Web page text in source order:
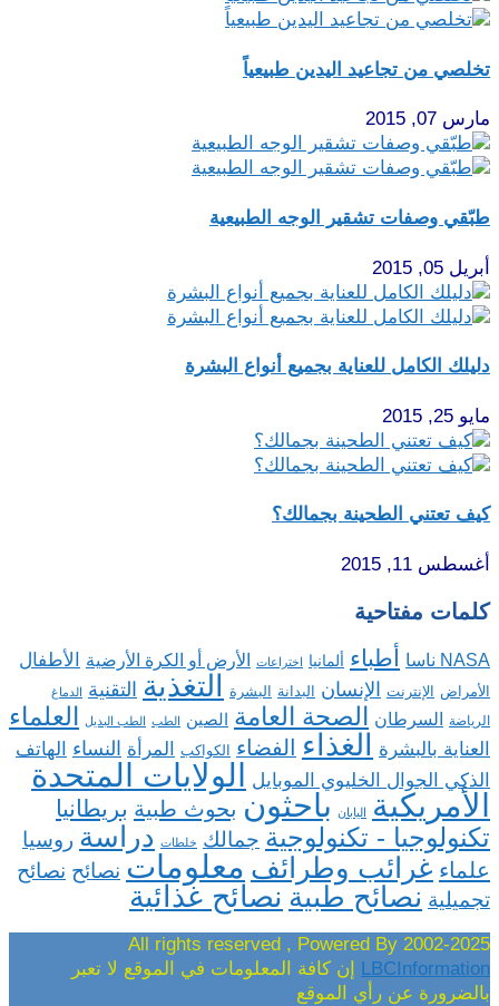
تخلصي من تجاعيد اليدين طبيعياً
مارس 07, 2015
طبّقي وصفات تشقير الوجه الطبيعية
أبريل 05, 2015
دليلك الكامل للعناية بجميع أنواع البشرة
مايو 25, 2015
كيف تعتني الطحينة بجمالك؟
أغسطس 11, 2015
كلمات مفتاحية
NASA ناسا أطباء ألمانيا اختراعات الأرض أو الكرة الأرضية الأطفال
الأمراض الإنترنت الإنسان البدانة البشرة التغذية التقنية الدماغ
الرياضة السرطان الصحة العامة الصين الطب الطب البديل العلماء
العناية بالبشرة الغذاء الفضاء الكواكب المرأة النساء
الهاتف
الذكي الجوال الخليوي الموبايل
الولايات المتحدة
الأمريكية
اليابان باحثون بحوث طبية بريطانيا
تكنولوجيا - تكنولوجية جمالك خلطات دراسة روسيا
علماء غرائب وطرائف معلومات نصائح نصائح
تجميلية نصائح طبية نصائح غذائية
2002-2025 All rights reserved , Powered By
LBCInformation إن كافة المعلومات في الموقع لا تعبر
بالضرورة عن رأي الموقع